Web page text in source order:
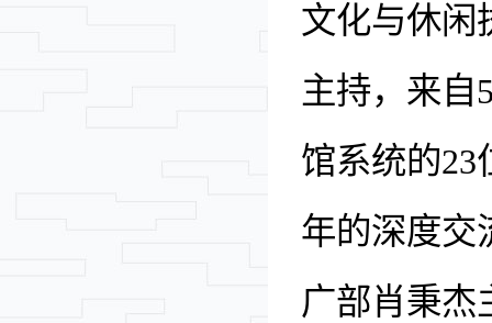
文化与休闲
主持，来自
馆系统的23
年的深度交
广部肖秉杰